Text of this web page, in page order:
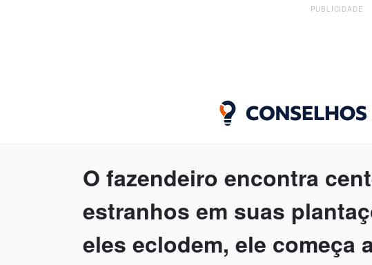
PUBLICIDADE
O fazendeiro encontra
estranhos em suas
eles eclodem, ele começa